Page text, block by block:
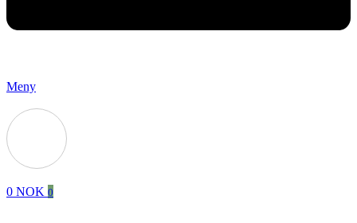
Meny
0 NOK 0